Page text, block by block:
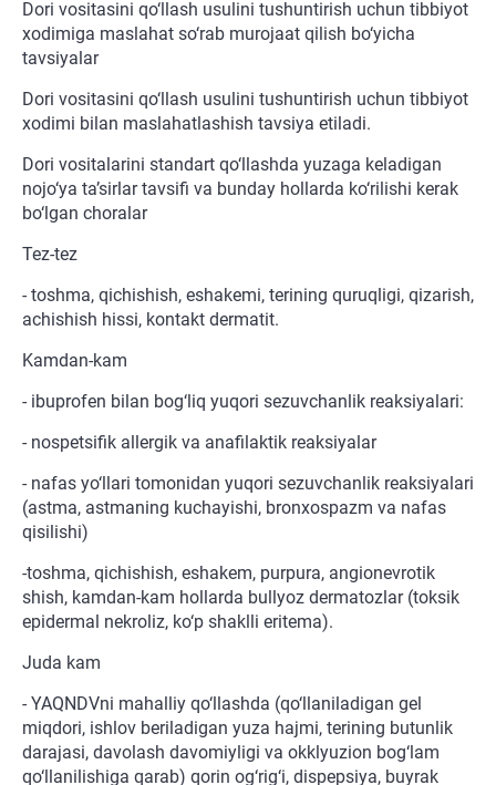
Dori vositasini qo‘llash usulini tushuntirish uchun tibbiyot
xodimiga maslahat so‘rab murojaat qilish bo‘yicha
tavsiyalar
Dori vositasini qo‘llash usulini tushuntirish uchun tibbiyot
xodimi bilan maslahatlashish tavsiya etiladi.
Dori vositalarini standart qo‘llashda yuzaga keladigan
nojo‘ya ta’sirlar tavsifi va bunday hollarda ko‘rilishi kerak
bo‘lgan choralar
Tez-tez
- toshma, qichishish, eshakemi, terining quruqligi, qizarish,
achishish hissi, kontakt dermatit.
Kamdan-kam
- ibuprofen bilan bog‘liq yuqori sezuvchanlik reaksiyalari:
- nospetsifik allergik va anafilaktik reaksiyalar
- nafas yo‘llari tomonidan yuqori sezuvchanlik reaksiyalari
(astma, astmaning kuchayishi, bronxospazm va nafas
qisilishi)
-toshma, qichishish, eshakem, purpura, angionevrotik
shish, kamdan-kam hollarda bullyoz dermatozlar (toksik
epidermal nekroliz, ko‘p shaklli eritema).
Juda kam
- YAQNDVni mahalliy qo‘llashda (qo‘llaniladigan gel
miqdori, ishlov beriladigan yuza hajmi, terining butunlik
darajasi, davolash davomiyligi va okklyuzion bog‘lam
qo‘llanilishiga qarab) qorin og‘rig‘i, dispepsiya, buyrak